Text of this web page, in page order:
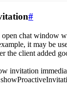
#
chat window
it may be
the client added
invitation